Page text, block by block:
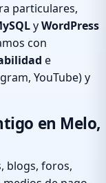
particulares,
yWordPress
con
e
YouTube) y
en Melo,
blogs, foros,